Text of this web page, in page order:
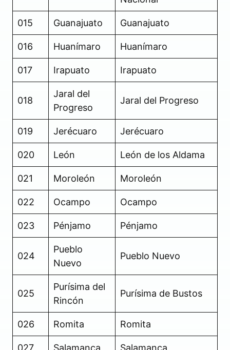
015 Guanajuato Guanajuato
016 Huanímaro Huanímaro
017 Irapuato Irapuato
018
Jaral del
Progreso
Jaral del Progreso
019 Jerécuaro Jerécuaro
020 León León de los Aldama
021 Moroleón Moroleón
022 Ocampo Ocampo
023 Pénjamo Pénjamo
024
Pueblo
Nuevo
Pueblo Nuevo
025
Purísima del
Rincón
Purísima de Bustos
026 Romita Romita